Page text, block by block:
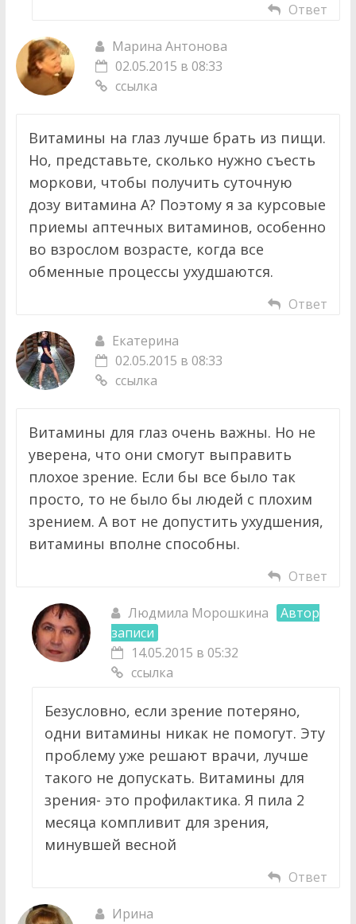
Ответ
Марина Антонова
02.05.2015 в 08:33
ссылка
Витамины на глаз лучше брать из пищи.
Но, представьте, сколько нужно съесть
моркови, чтобы получить суточную
дозу витамина А? Поэтому я за курсовые
приемы аптечных витаминов, особенно
во взрослом возрасте, когда все
обменные процессы ухудшаются.
Ответ
Екатерина
02.05.2015 в 08:33
ссылка
Витамины для глаз очень важны. Но не
уверена, что они смогут выправить
плохое зрение. Если бы все было так
просто, то не было бы людей с плохим
зрением. А вот не допустить ухудшения,
витамины вполне способны.
Ответ
Людмила Морошкина
Автор
записи
14.05.2015 в 05:32
ссылка
Безусловно, если зрение потеряно,
одни витамины никак не помогут. Эту
проблему уже решают врачи, лучше
такого не допускать. Витамины для
зрения- это профилактика. Я пила 2
месяца компливит для зрения,
минувшей весной
Ответ
Ирина